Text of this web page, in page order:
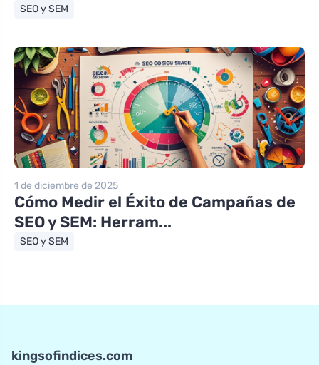
SEO y SEM
1 de diciembre de 2025
Cómo Medir el Éxito de Campañas de
SEO y SEM: Herram...
SEO y SEM
kingsofindices.com